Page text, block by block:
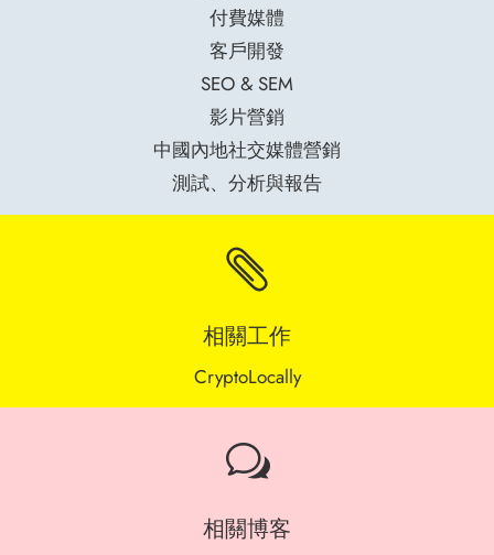
付費媒體
客戶開發
SEO & SEM
影片營銷
中國內地社交媒體營銷
測試、分析與報告

相關工作
CryptoLocally
w
相關博客